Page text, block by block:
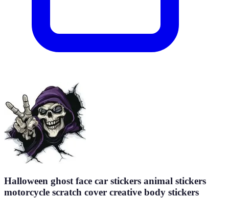
Halloween ghost face car stickers animal stickers
motorcycle scratch cover creative body stickers